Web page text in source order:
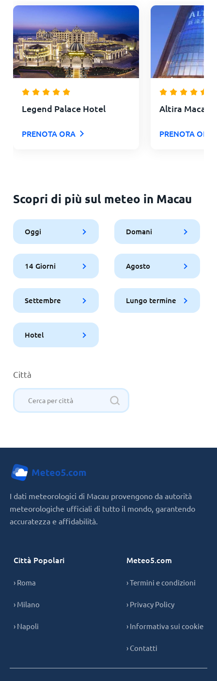
Legend Palace Hotel
PRENOTA ORA
Altira Macau
PRENOTA ORA
Scopri di più sul meteo in Macau
Oggi Domani
14 Giorni Agosto
Settembre Lungo termine
Hotel
Città
I dati meteorologici di Macau provengono da autorità
meteorologiche ufficiali di tutto il mondo, garantendo
accuratezza e affidabilità.
Città Popolari
› Roma
› Milano
› Napoli
Meteo5.com
› Termini e condizioni
› Privacy Policy
› Informativa sui cookie
› Contatti